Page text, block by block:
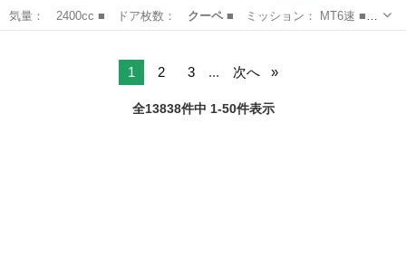
気量： 2400cc ■ ドア枚数： クーペ■ ミッション： MT6速 ■
店舗…
1 2 3 ... 次へ
全13838件中 1-50件表示